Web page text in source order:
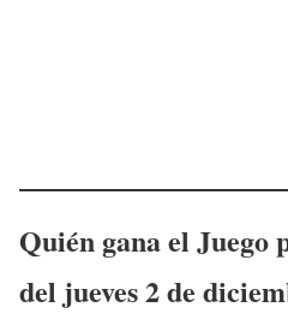
Quién gana el Juego
del jueves 2 de